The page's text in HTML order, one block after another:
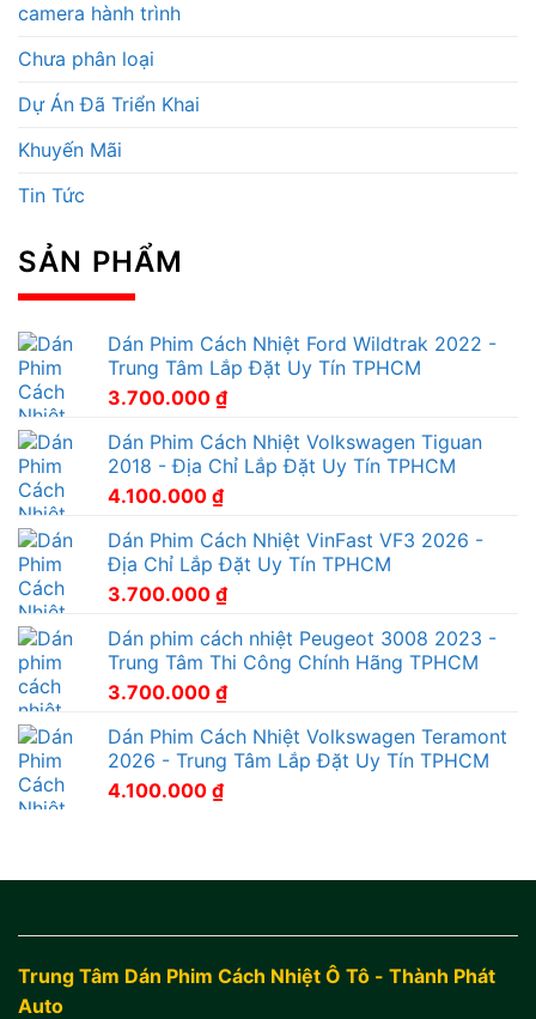
camera hành trình
Chưa phân loại
Dự Án Đã Triển Khai
Khuyến Mãi
Tin Tức
SẢN PHẨM
Dán Phim Cách Nhiệt Ford Wildtrak 2022 -
Trung Tâm Lắp Đặt Uy Tín TPHCM
3.700.000 ₫
Dán Phim Cách Nhiệt Volkswagen Tiguan
2018 - Địa Chỉ Lắp Đặt Uy Tín TPHCM
4.100.000 ₫
Dán Phim Cách Nhiệt VinFast VF3 2026 -
Địa Chỉ Lắp Đặt Uy Tín TPHCM
3.700.000 ₫
Dán phim cách nhiệt Peugeot 3008 2023 -
Trung Tâm Thi Công Chính Hãng TPHCM
3.700.000 ₫
Dán Phim Cách Nhiệt Volkswagen Teramont
2026 - Trung Tâm Lắp Đặt Uy Tín TPHCM
4.100.000 ₫
Trung Tâm Dán Phim Cách Nhiệt Ô Tô - Thành Phát
Auto